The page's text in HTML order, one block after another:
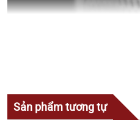
Sản phẩm tương tự